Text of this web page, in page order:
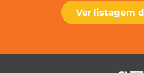
Ver listagem